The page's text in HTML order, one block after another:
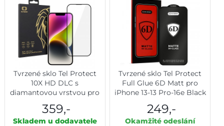
Tvrzené sklo Tel Protect
10X HD DLC s
diamantovou vrstvou pro
359,-
Skladem u dodavatele
Tvrzené sklo Tel Protect
Full Glue 6D Matt pro
iPhone 13-13 Pro-16e Black
249,-
Okamžité odeslání